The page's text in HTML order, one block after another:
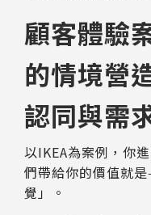
顧客體驗
的情境營
認同與需
以IKEA為案例，你
們帶給你的價值就
覺」。